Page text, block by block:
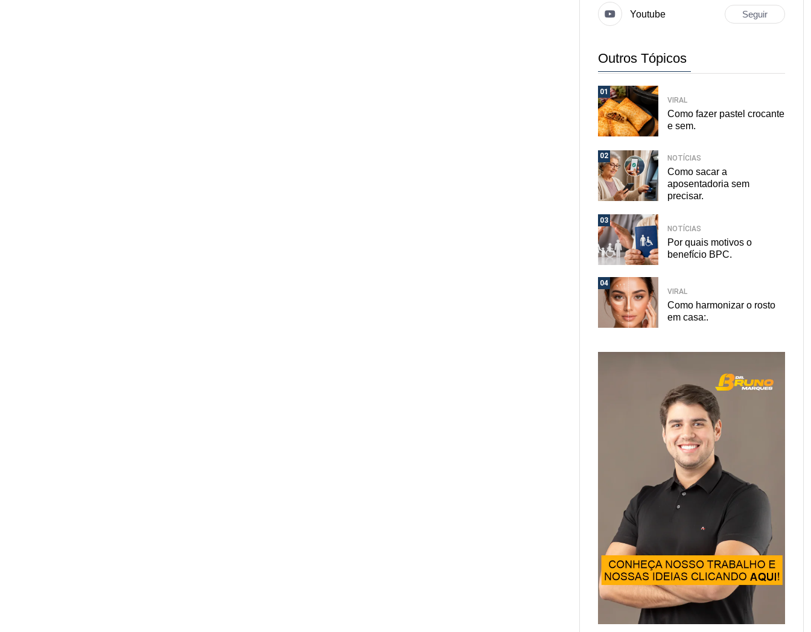
Youtube Seguir
Outros Tópicos
01
VIRAL
Como fazer pastel crocante
e sem.
02 NOTÍCIAS
Como sacar a
aposentadoria sem
precisar.
03
NOTÍCIAS
Por quais motivos o
benefício BPC.
04
VIRAL
Como harmonizar o rosto
em casa:.